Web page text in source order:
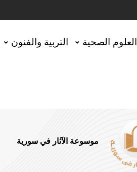
العلوم الصحية التربية والفنون
موسوعة الآثار في سورية